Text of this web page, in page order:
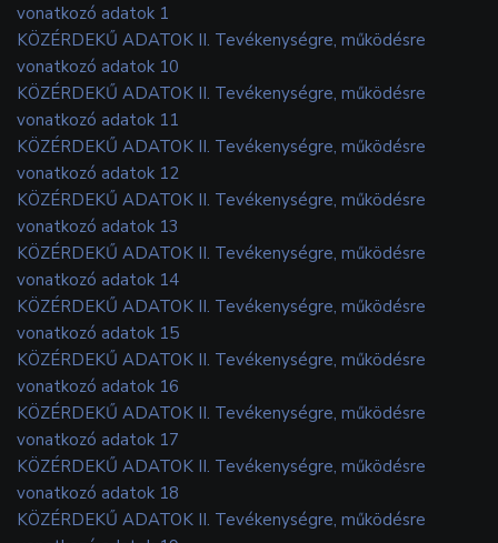
vonatkozó adatok 1
KÖZÉRDEKŰ ADATOK II. Tevékenységre, működésre
vonatkozó adatok 10
KÖZÉRDEKŰ ADATOK II. Tevékenységre, működésre
vonatkozó adatok 11
KÖZÉRDEKŰ ADATOK II. Tevékenységre, működésre
vonatkozó adatok 12
KÖZÉRDEKŰ ADATOK II. Tevékenységre, működésre
vonatkozó adatok 13
KÖZÉRDEKŰ ADATOK II. Tevékenységre, működésre
vonatkozó adatok 14
KÖZÉRDEKŰ ADATOK II. Tevékenységre, működésre
vonatkozó adatok 15
KÖZÉRDEKŰ ADATOK II. Tevékenységre, működésre
vonatkozó adatok 16
KÖZÉRDEKŰ ADATOK II. Tevékenységre, működésre
vonatkozó adatok 17
KÖZÉRDEKŰ ADATOK II. Tevékenységre, működésre
vonatkozó adatok 18
KÖZÉRDEKŰ ADATOK II. Tevékenységre, működésre